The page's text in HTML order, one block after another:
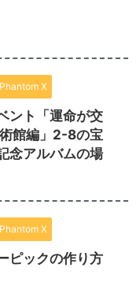
X
ント「運命が交
館編」2-8の宝
念アルバムの場
X
ピックの作り方